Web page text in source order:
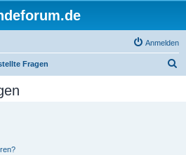
Anmelden
Fragen